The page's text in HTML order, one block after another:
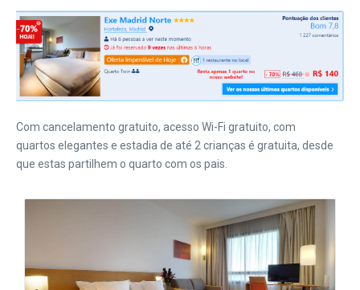
Com cancelamento gratuito, acesso Wi-Fi gratuito, com
quartos elegantes e estadia de até 2 crianças é gratuita, desde
que estas partilhem o quarto com os pais.